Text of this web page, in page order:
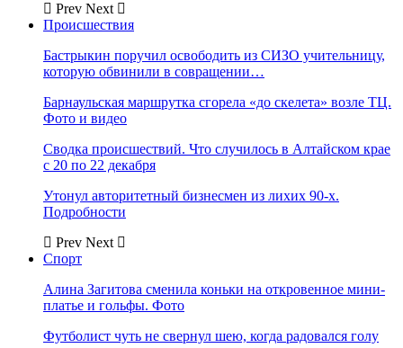
Prev Next
Происшествия
Бастрыкин поручил освободить из СИЗО учительницу,
которую обвинили в совращении…
Барнаульская маршрутка сгорела «до скелета» возле ТЦ.
Фото и видео
Сводка происшествий. Что случилось в Алтайском крае
с 20 по 22 декабря
Утонул авторитетный бизнесмен из лихих 90-х.
Подробности
Prev Next
Спорт
Алина Загитова сменила коньки на откровенное мини-
платье и гольфы. Фото
Футболист чуть не свернул шею, когда радовался голу